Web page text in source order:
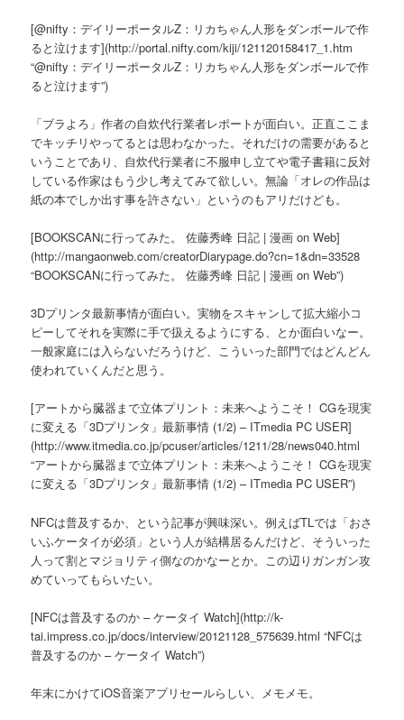
[@nifty：デイリーポータルZ：リカちゃん人形をダンボールで作
ると泣けます](http://portal.nifty.com/kiji/121120158417_1.htm
“@nifty：デイリーポータルZ：リカちゃん人形をダンボールで作
ると泣けます”)
「ブラよろ」作者の自炊代行業者レポートが面白い。正直ここま
でキッチリやってるとは思わなかった。それだけの需要があると
いうことであり、自炊代行業者に不服申し立てや電子書籍に反対
している作家はもう少し考えてみて欲しい。無論「オレの作品は
紙の本でしか出す事を許さない」というのもアリだけども。
[BOOKSCANに行ってみた。 佐藤秀峰 日記 | 漫画 on Web]
(http://mangaonweb.com/creatorDiarypage.do?cn=1&dn=33528
“BOOKSCANに行ってみた。 佐藤秀峰 日記 | 漫画 on Web”)
3Dプリンタ最新事情が面白い。実物をスキャンして拡大縮小コ
ピーしてそれを実際に手で扱えるようにする、とか面白いなー。
一般家庭には入らないだろうけど、こういった部門ではどんどん
使われていくんだと思う。
[アートから臓器まで立体プリント：未来へようこそ！ CGを現実
に変える「3Dプリンタ」最新事情 (1/2) – ITmedia PC USER]
(http://www.itmedia.co.jp/pcuser/articles/1211/28/news040.html
“アートから臓器まで立体プリント：未来へようこそ！ CGを現実
に変える「3Dプリンタ」最新事情 (1/2) – ITmedia PC USER”)
NFCは普及するか、という記事が興味深い。例えばTLでは「おさ
いふケータイが必須」という人が結構居るんだけど、そういった
人って割とマジョリティ側なのかなーとか。この辺りガンガン攻
めていってもらいたい。
[NFCは普及するのか – ケータイ Watch](http://k-
tai.impress.co.jp/docs/interview/20121128_575639.html “NFCは
普及するのか – ケータイ Watch”)
年末にかけてiOS音楽アプリセールらしい、メモメモ。